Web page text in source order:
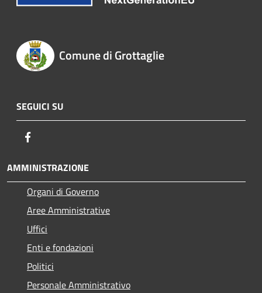
Comune di Grottaglie
SEGUICI SU
AMMINISTRAZIONE
Organi di Governo
Aree Amministrative
Uffici
Enti e fondazioni
Politici
Personale Amministrativo